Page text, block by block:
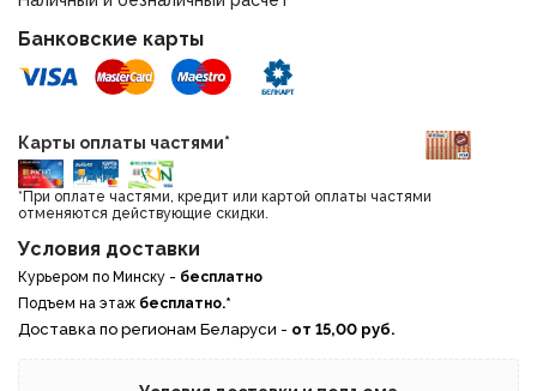
Банковские карты
Карты оплаты частями*
*При оплате частями, кредит или картой оплаты частями
отменяются действующие скидки.
Условия доставки
Курьером по Минску - бесплатно
Подъем на этаж бесплатно.*
Доставка по регионам Беларуси - от 15,00 руб.